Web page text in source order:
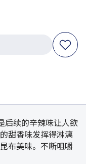
后续的辛辣味让人欲
甜香味发挥得淋漓
布美味。不断咀嚼